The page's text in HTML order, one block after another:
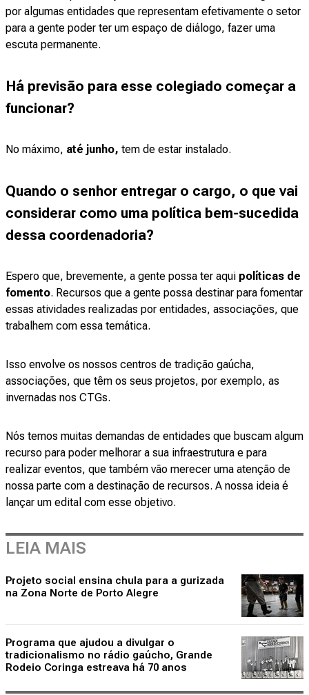
por algumas entidades que representam efetivamente o setor
para a gente poder ter um espaço de diálogo, fazer uma
escuta permanente.
Há previsão para esse colegiado começar a
funcionar?
No máximo, até junho, tem de estar instalado.
Quando o senhor entregar o cargo, o que vai
considerar como uma política bem-sucedida
dessa coordenadoria?
Espero que, brevemente, a gente possa ter aqui políticas de
fomento. Recursos que a gente possa destinar para fomentar
essas atividades realizadas por entidades, associações, que
trabalhem com essa temática.
Isso envolve os nossos centros de tradição gaúcha,
associações, que têm os seus projetos, por exemplo, as
invernadas nos CTGs.
Nós temos muitas demandas de entidades que buscam algum
recurso para poder melhorar a sua infraestrutura e para
realizar eventos, que também vão merecer uma atenção de
nossa parte com a destinação de recursos. A nossa ideia é
lançar um edital com esse objetivo.
LEIA MAIS
Projeto social ensina chula para a gurizada
na Zona Norte de Porto Alegre
Programa que ajudou a divulgar o
tradicionalismo no rádio gaúcho, Grande
Rodeio Coringa estreava há 70 anos